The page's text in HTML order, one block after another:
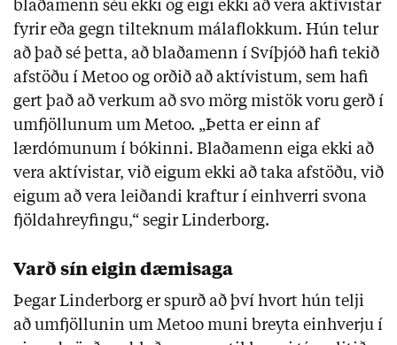
blaðamenn séu ekki og eigi ekki að vera aktívistar
fyrir eða gegn tilteknum málaflokkum. Hún telur
að það sé þetta, að blaðamenn í Svíþjóð hafi tekið
afstöðu í Metoo og orðið að aktívistum, sem hafi
gert það að verkum að svo mörg mistök voru gerð í
umfjöllunum um Metoo. „Þetta er einn af
lærdómunum í bókinni. Blaðamenn eiga ekki að
vera aktívistar, við eigum ekki að taka afstöðu, við
eigum að vera leiðandi kraftur í einhverri svona
fjöldahreyfingu,“ segir Linderborg.
Varð sín eigin dæmisaga
Þegar Linderborg er spurð að því hvort hún telji
að umfjöllunin um Metoo muni breyta einhverju í